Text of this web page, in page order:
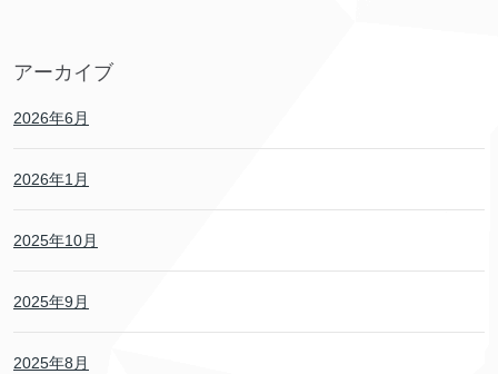
アーカイブ
2026年6月
2026年1月
2025年10月
2025年9月
2025年8月